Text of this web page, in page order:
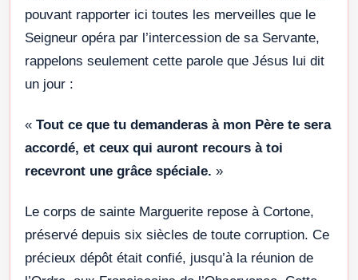
pouvant rapporter ici toutes les merveilles que le
Seigneur opéra par l’intercession de sa Servante,
rappelons seulement cette parole que Jésus lui dit
un jour :
« Tout ce que tu demanderas à mon Père te sera
accordé, et ceux qui auront recours à toi
recevront une grâce spéciale. »
Le corps de sainte Marguerite repose à Cortone,
préservé depuis six siècles de toute corruption. Ce
précieux dépôt était confié, jusqu’à la réunion de